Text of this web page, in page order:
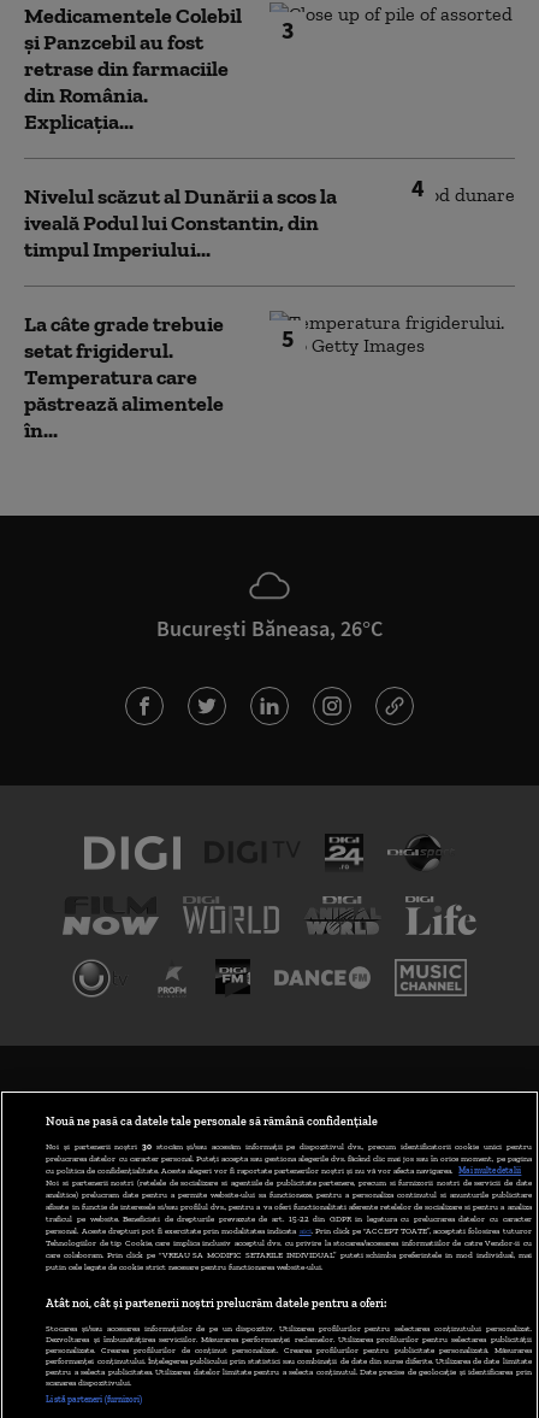
3
Medicamentele Colebil
și Panzcebil au fost
retrase din farmaciile
din România.
Explicația...
4
Nivelul scăzut al Dunării a scos la
iveală Podul lui Constantin, din
timpul Imperiului...
5
La câte grade trebuie
setat frigiderul.
Temperatura care
păstrează alimentele
în...
București Băneasa, 26°C
ABONARE DIGI TV
GESTIONAȚI PREFERINȚELE
CODUL DIGI24
CAMERE WEB
CONTACT/INFO
Nouă ne pasă ca datele tale personale să rămână confidențiale
Noi și partenerii noștri 30stocăm și/sau accesăm informații pe dispozitivul dvs., precum identificatorii cookie unici pentru
prelucrarea datelor cu caracter personal. Puteți accepta sau gestiona alegerile dvs. făcând clic mai jos sau în orice moment, pe pagina
cu politica de confidențialitate. Aceste alegeri vor fi raportate partenerilor noștri și nu vă vor afecta navigarea.
Mai multe detalii
Noi si partenerii nostri (retelele de socializare si agentiile de publicitate partenere, precum si furnizorii nostri de servicii de date
analitice) prelucram date pentru a permite website-ului sa functioneze, pentru a personaliza continutul si anunturile publicitare
afisate in functie de interesele si/sau profilul dvs., pentru a va oferi functionalitati aferente retelelor de socializare si pentru a analiza
traficul pe website. Beneficiati de drepturile prevazute de art. 15-22 din GDPR in legatura cu prelucrarea datelor cu caracter
personal. Aceste drepturi pot fi exercitate prin modalitatea indicata aici. Prin click pe “ACCEPT TOATE”, acceptati folosirea tuturor
Tehnologiilor de tip Cookie, care implica inclusiv acceptul dvs. cu privire la stocarea/accesarea informatiilor de catre Vendor-ii cu
care colaboram. Prin click pe “VREAU SA MODIFIC SETARILE INDIVIDUAL” puteti schimba preferintele in mod individual, mai
putin cele legate de cookie strict necesare pentru functionarea website-ului.
Atât noi, cât și partenerii noștri prelucrăm datele pentru a oferi:
Stocarea și/sau accesarea informațiilor de pe un dispozitiv. Utilizarea profilurilor pentru selectarea conținutului personalizat.
Dezvoltarea și îmbunătățirea serviciilor. Măsurarea performanței reclamelor. Utilizarea profilurilor pentru selectarea publicității
personalizate. Crearea profilurilor de conținut personalizat. Crearea profilurilor pentru publicitate personalizată. Măsurarea
performanței conținutului. Înțelegerea publicului prin statistici sau combinații de date din surse diferite. Utilizarea de date limitate
pentru a selecta publicitatea. Utilizarea datelor limitate pentru a selecta conținutul. Date precise de geolocație și identificarea prin
scanarea dispozitivului.
Listă parteneri (furnizori)